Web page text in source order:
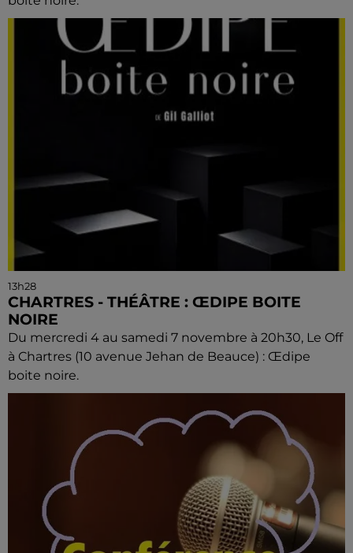
13h28
CHARTRES - THÉÂTRE : ŒDIPE BOITE
NOIRE
Du mercredi 4 au samedi 7 novembre à 20h30, Le Off
à Chartres (10 avenue Jehan de Beauce) : Œdipe
boite noire.